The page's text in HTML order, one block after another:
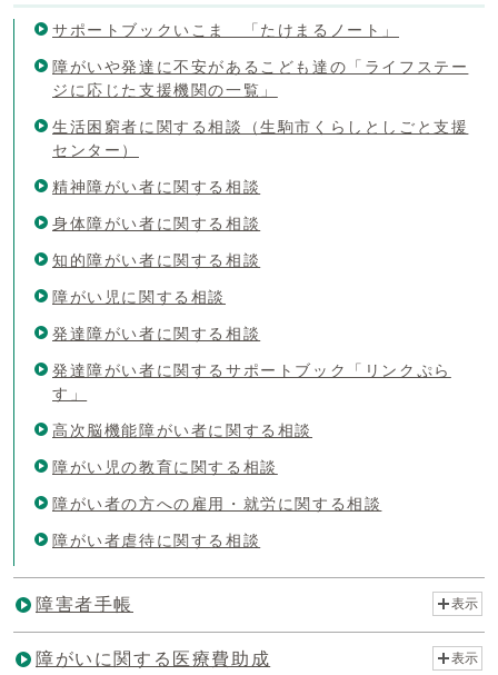
サポートブックいこま 「たけまるノート」
障がいや発達に不安があるこども達の「ライフステー
ジに応じた支援機関の一覧」
生活困窮者に関する相談（生駒市くらしとしごと支援
センター）
精神障がい者に関する相談
身体障がい者に関する相談
知的障がい者に関する相談
障がい児に関する相談
発達障がい者に関する相談
発達障がい者に関するサポートブック「リンクぷら
す」
高次脳機能障がい者に関する相談
障がい児の教育に関する相談
障がい者の方への雇用・就労に関する相談
障がい者虐待に関する相談
障害者手帳 表示
障がいに関する医療費助成 表示